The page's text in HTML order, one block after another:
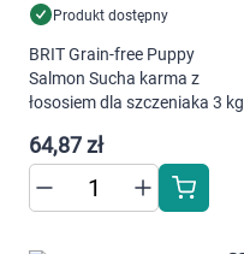
Produkt dostępny
BRIT Grain-free Puppy
Salmon Sucha karma z
łososiem dla szczeniaka 3 kg
64,87 zł